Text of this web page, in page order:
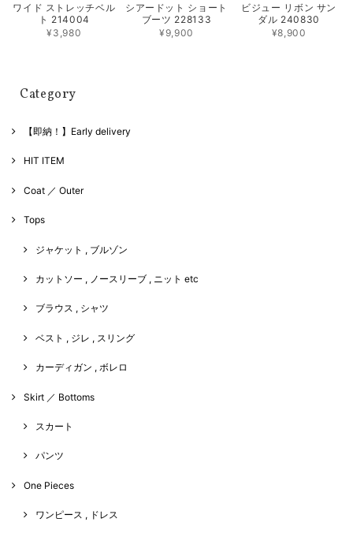
ワイド ストレッチベル
ト 214004
¥3,980
シアードット ショート
ブーツ 228133
¥9,900
ビジュー リボン サン
ダル 240830
¥8,900
Category
【即納！】Early delivery
HIT ITEM
Coat ／ Outer
Tops
ジャケット , ブルゾン
カットソー , ノースリーブ , ニット etc
ブラウス , シャツ
ベスト , ジレ , スリング
カーディガン , ボレロ
Skirt ／ Bottoms
スカート
パンツ
One Pieces
ワンピース , ドレス